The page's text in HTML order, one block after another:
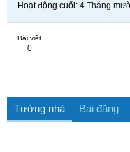
Hoạt động cuối 4 Tháng
Bài viết
0
Tường nhà Bài đăng